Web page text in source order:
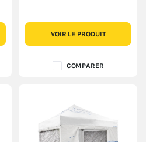
VOIR LE PRODUIT
COMPARER